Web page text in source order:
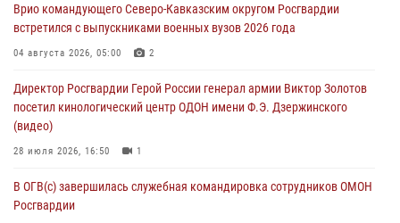
05 августа 2026, 13:25 1
В Удмуртии при силовой поддержке спецназа Росгвардии
оздоровительных услуг (видео)
1 1
Врио командующего Северо-Кавказским округом Росгвардии
встретился с выпускниками военных вузов 2026 года
04 августа 2026, 05:00 2
Директор Росгвардии Герой России генерал армии Виктор Золотов
посетил кинологический центр ОДОН имени Ф.Э. Дзержинского
(видео)
28 июля 2026, 16:50 1
В ОГВ(с) завершилась служебная командировка сотрудников ОМОН
Росгвардии